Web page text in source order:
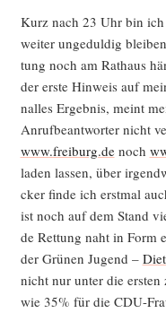
Kurz nach 23 Uhr bin
wei­ter unge­dul­dig
tung noch am Rat­haus
der ers­te Hin­weis auf
nal­les Ergeb­nis, meint
Anruf­be­ant­wor­ter nicht
www.freiburg.denoch
laden las­sen, über
cker fin­de ich erst­mal
ist noch auf dem Stand
de Ret­tung naht in Form
der Grü­nen Jugend –
nicht nur unter die ers­ten
wie 35% für die CDU-